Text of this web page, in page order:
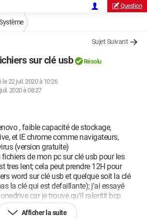
Question
Sujet Suivant
sur clé usb Résolu
le 22 juil. 2020 à 10:26
2020 à 08:27
, faible capacité de stockage,
et IE chrome comme navigateurs,
(version gratuite)
de mon pc sur clé usb pour les
tres lent; cela peut prendre 12H pour
word sur clé usb et quelque soit la clé
la clé qui est defaillante); j'ai essayé
car je trouve qu'il ralentit bcp
ou telechargements ...rien ne
Afficher la suite